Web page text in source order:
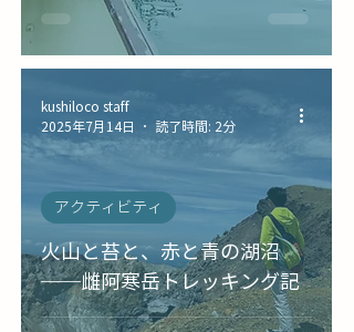
火山と苔と、赤と青の湖沼
──雌阿寒岳トレッキング記
アクティビティ
kushiloco staff
2025年7月14日
読了時間: 2分